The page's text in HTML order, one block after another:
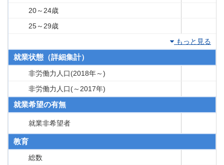
20～24歳
25～29歳
もっと見る
就業状態（詳細集計）
非労働力人口(2018年～)
非労働力人口(～2017年)
就業希望の有無
就業非希望者
教育
総数